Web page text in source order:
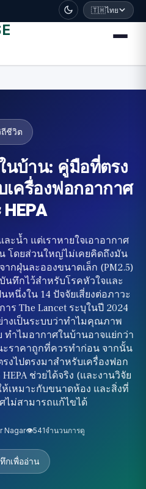
🇹🇭ไทย
ชีวิต
บ้าน: คู่มือที่ตรง
เครื่องฟอกอากาศ
ละน้ำ แต่เราหายใจเอาอากาศ
โดยส่วนใหญ่ไม่เคยคิดถึงมัน
กฝุ่นละอองขนาดเล็ก (PM2.5)
นทึกไว้สำหรับโรคหัวใจและ
หนึ่งใน 14 ปัจจัยเสี่ยงต่อภาวะ
ร The Lancet ระบุในปี 2024
างเป็นระบบว่าทำไมคุณภาพ
ำไมอากาศในบ้านอาจแย่กว่า
ราคาถูกที่ควรทำก่อน จากนั้น
งไปตรงมาสำหรับเครื่องฟอก
ช่วยได้จริง (และงานวิจัย
ห้เหมาะกับขนาดห้อง และสิ่งที่
ไม่สามารถแก้ไขได้
Nagar👁️541จำนวนการดู
กเพื่ออ่าน